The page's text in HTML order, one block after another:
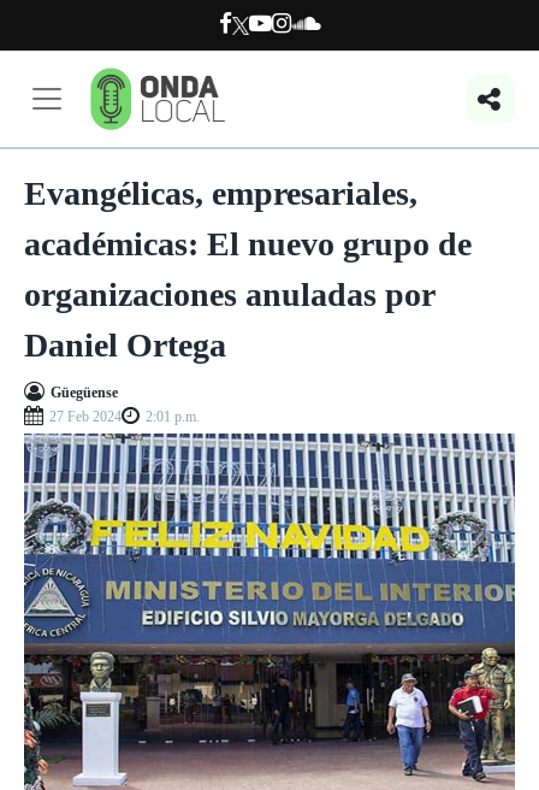
Evangélicas, empresariales,
académicas: El nuevo grupo de
organizaciones anuladas por
Daniel Ortega
Güegüense
27 Feb 2024
2:01 p.m.